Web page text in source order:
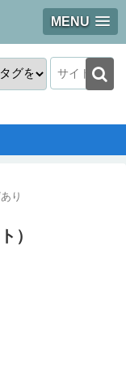
MENU
り
）